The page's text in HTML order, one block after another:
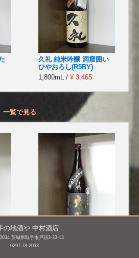
久礼 純米吟醸 洞窟囲い
ひやおろし(R5BY)
1,800mL / ¥ 3,465
一覧で見る
大那 純米吟醸 東条産 山
田錦 無濾過生酒 [H26BY]
の地酒や 中村酒店
茨城県取手市戸頭3-33-13
0297-78-2033